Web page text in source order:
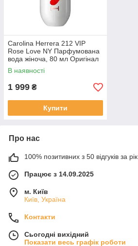
Carolina Herrera 212 VIP
Rose Love NY Парфумована
вода жіноча, 80 мл Оригінал
В наявності
1 999 ₴
Купити
Про нас
100% позитивних з 50 відгуків за рік
Працює з 14.09.2025
м. Київ
Київ, Україна
Контакти
Сьогодні вихідний
Показати весь графік роботи